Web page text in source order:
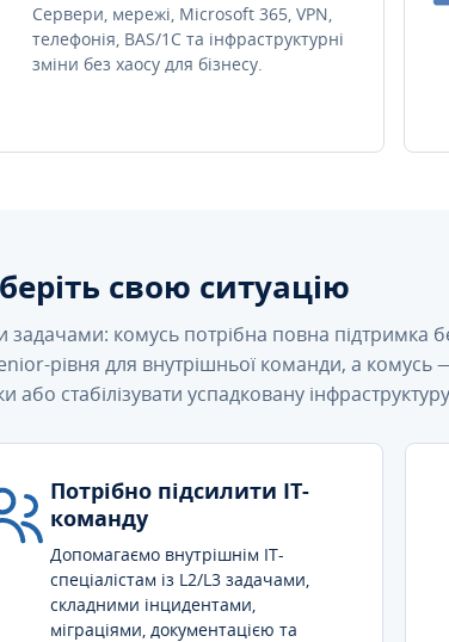
Сервери, мережі, Microsoft 365, VPN,
телефонія, BAS/1C та інфраструктурні
зміни без хаосу для бізнесу.
свою ситуацію
задачами: комусь потрібна повна підтримка
рівня для внутрішньої команди, а
або стабілізувати успадковану
Потрібно підсилити IT-
команду
Допомагаємо внутрішнім IT-
спеціалістам із L2/L3 задачами,
складними інцидентами,
міграціями, документацією та